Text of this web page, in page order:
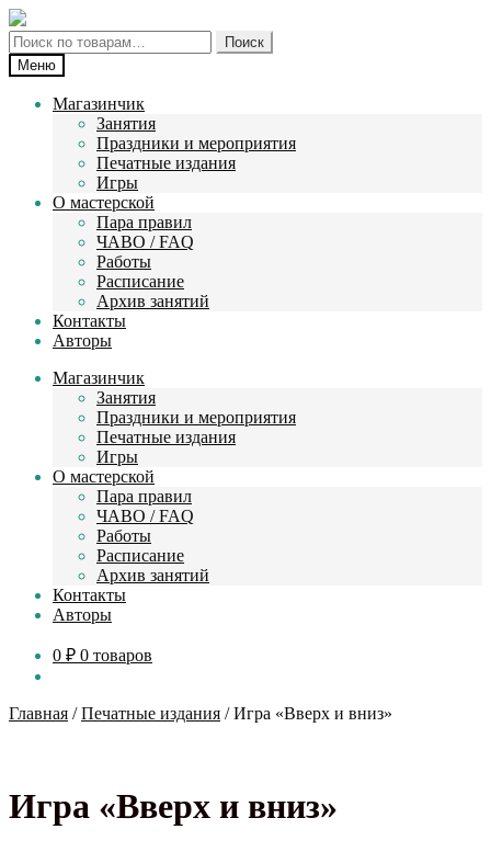
Перейти
к
навигации
Перейти
к
содержимому
Искать:
Поиск
Меню
Магазинчик
Занятия
Праздники и мероприятия
Печатные издания
Игры
О мастерской
Пара правил
ЧАВО / FAQ
Работы
Расписание
Архив занятий
Контакты
Авторы
Магазинчик
Занятия
Праздники и мероприятия
Печатные издания
Игры
О мастерской
Пара правил
ЧАВО / FAQ
Работы
Расписание
Архив занятий
Контакты
Авторы
0 ₽ 0 товаров
Главная /Печатные издания /Игра «Вверх и вниз»
Игра «Вверх и вниз»